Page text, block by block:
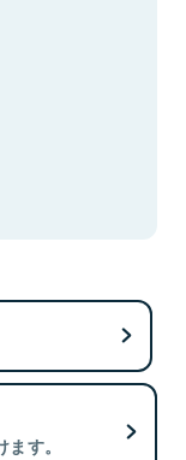
す。